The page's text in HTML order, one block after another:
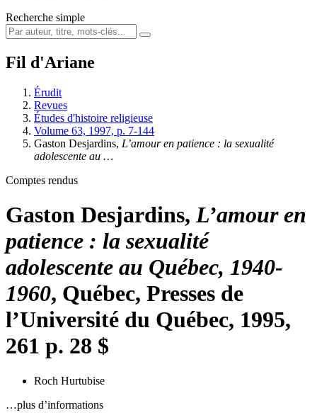
Recherche simple
Fil d'Ariane
Érudit
Revues
Études d'histoire religieuse
Volume 63, 1997, p. 7-144
Gaston Desjardins, L’amour en patience : la sexualité
adolescente au …
Comptes rendus
Gaston Desjardins, L’amour en
patience : la sexualité
adolescente au Québec, 1940-
1960, Québec, Presses de
l’Université du Québec, 1995,
261 p. 28 $
Roch Hurtubise
…plus d’informations